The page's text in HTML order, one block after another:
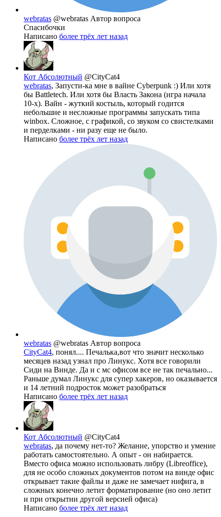
webratas @webratas Автор вопроса
Спасибочки
Написано более трёх лет назад
Кот Абсолютный @CityCat4
webratas, Запусти-ка мне в вайне Сyberpunk :) Или хотя
бы Battletech. Или хотя бы Власть Закона (игра начала
10-х). Вайн - жуткий костыль, который годится
небольшие и несложные программы запускать типа
winbox. Сложное, с графикой, со звуком со свистелками
и перделками - ни разу еще не было.
Написано более трёх лет назад
webratas @webratas Автор вопроса
CityCat4, понял.... Печалька,вот что значит несколько
месяцев назад узнал про Линукс. Хотя все говорили
Сиди на Винде. Да и с мс офисом все не так печально...
Раньше думал Линукс для супер хакеров, но оказывается
и 14 летний подросток может разобраться
Написано более трёх лет назад
Кот Абсолютный @CityCat4
webratas, да почему нет-то? Желание, упорство и умение
работать самостоятельно. А опыт - он набирается.
Вместо офиса можно использовать либру (Libreoffice),
для не особо сложных документов потом на винде офис
открывает такие файлы и даже не замечает нифига, в
сложных конечно летит форматирование (но оно летит
и при открытии другой версией офиса)
Написано более трёх лет назад